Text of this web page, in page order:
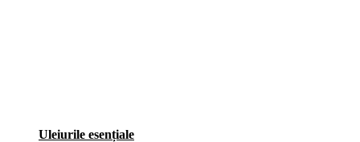
Uleiurile esențiale